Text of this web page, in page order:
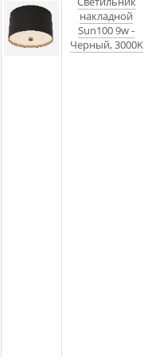
накладной
Sun100 9w -
Черный, 3000K